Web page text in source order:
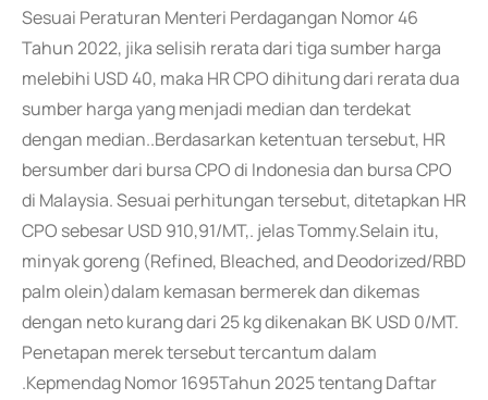
Sesuai Peraturan Menteri Perdagangan Nomor 46
Tahun 2022, jika selisih rerata dari tiga sumber harga
melebihi USD 40, maka HR CPO dihitung dari rerata dua
sumber harga yang menjadi median dan terdekat
dengan median..Berdasarkan ketentuan tersebut, HR
bersumber dari bursa CPO di Indonesia dan bursa CPO
di Malaysia. Sesuai perhitungan tersebut, ditetapkan HR
CPO sebesar USD 910,91/MT,. jelas Tommy.Selain itu,
minyak goreng (Refined, Bleached, and Deodorized/RBD
palm olein)dalam kemasan bermerek dan dikemas
dengan neto kurang dari 25 kg dikenakan BK USD 0/MT.
Penetapan merek tersebut tercantum dalam
.Kepmendag Nomor 1695Tahun 2025 tentang Daftar